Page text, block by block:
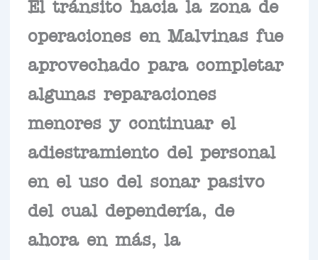
El tránsito hacia la zona de
operaciones en Malvinas fue
aprovechado para completar
algunas reparaciones
menores y continuar el
adiestramiento del personal
en el uso del sonar pasivo
del cual dependería, de
ahora en más, la